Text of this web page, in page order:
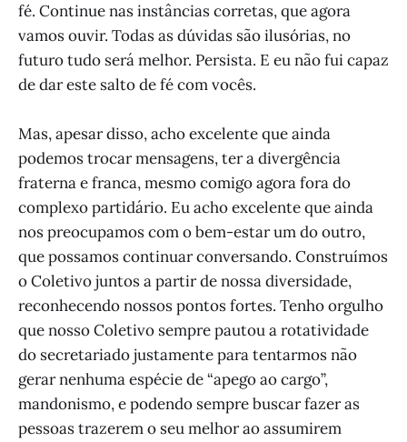
fé. Continue nas instâncias corretas, que agora
vamos ouvir. Todas as dúvidas são ilusórias, no
futuro tudo será melhor. Persista. E eu não fui capaz
de dar este salto de fé com vocês.
Mas, apesar disso, acho excelente que ainda
podemos trocar mensagens, ter a divergência
fraterna e franca, mesmo comigo agora fora do
complexo partidário. Eu acho excelente que ainda
nos preocupamos com o bem-estar um do outro,
que possamos continuar conversando. Construímos
o Coletivo juntos a partir de nossa diversidade,
reconhecendo nossos pontos fortes. Tenho orgulho
que nosso Coletivo sempre pautou a rotatividade
do secretariado justamente para tentarmos não
gerar nenhuma espécie de “apego ao cargo”,
mandonismo, e podendo sempre buscar fazer as
pessoas trazerem o seu melhor ao assumirem